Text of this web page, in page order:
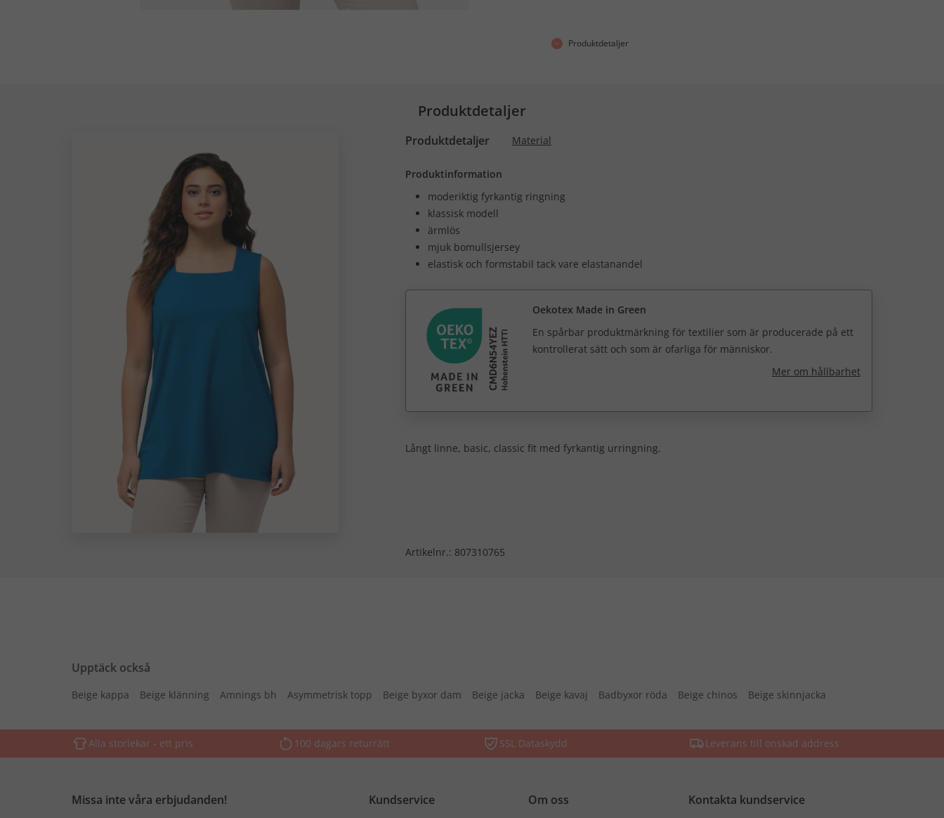
Produktdetaljer
Produktdetaljer
Produktdetaljer Material
Produktinformation
moderiktig fyrkantig ringning
klassisk modell
ärmlös
mjuk bomullsjersey
elastisk och formstabil tack vare elastanandel
Oekotex Made in Green
En spårbar produktmärkning för textilier som är producerade på ett
kontrollerat sätt och som är ofarliga för människor.
Mer om hållbarhet
Långt linne, basic, classic fit med fyrkantig urringning.
Artikelnr.: 807310765
Upptäck också
Beige kappa Beige klänning Amnings bh Asymmetrisk topp Beige byxor dam Beige jacka Beige kavaj Badbyxor röda Beige chinos Beige skinnjacka
Alla storlekar - ett pris 100 dagars returrätt SSL Dataskydd Leverans till önskad address
Missa inte våra erbjudanden! Kundservice Om oss Kontakta kundservice